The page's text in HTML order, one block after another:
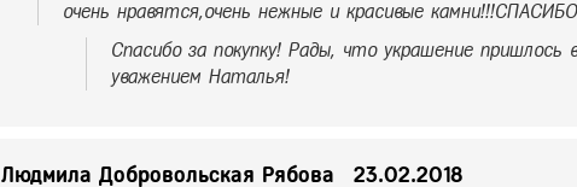
очень нравятся,очень нежные и красивые
Спасибо за покупку! Рады, что украшение
уважением Наталья!
Людмила Добровольская Рябова 23.02.2018